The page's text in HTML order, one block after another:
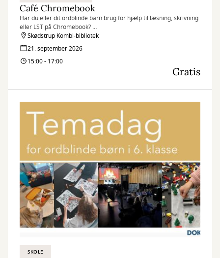
Café Chromebook
Har du eller dit ordblinde barn brug for hjælp til læsning, skrivning
eller LST på Chromebook?
Skødstrup Kombi-bibliotek
21. september 2026
15:00 - 17:00
Gratis
SKOLE